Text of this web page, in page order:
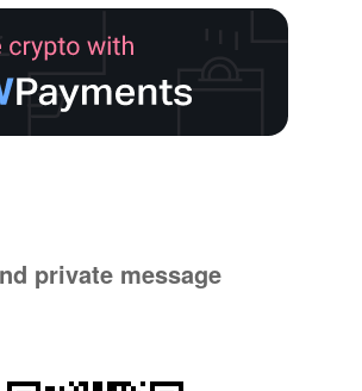
private message